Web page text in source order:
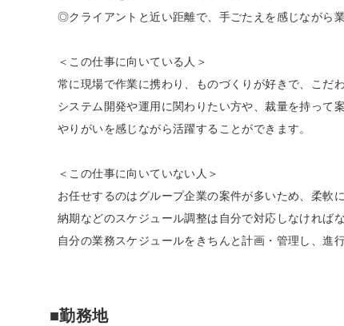
◎クライアントと近い距離で、手ごたえを感じながら
＜この仕事に向いている人＞
常に現場で作業に携わり、ものづくりが好きで、こだ
システム開発や運用に関わりたい方や、裁量を持って
やりがいを感じながら活躍することができます。
＜この仕事に向いていない人＞
お任せするのはグループ企業の案件が多いため、柔軟
納期などのスケジュール調整は自分で対応しなければな
自分の業務スケジュールをきちんと計画・管理し、進
■勤務地